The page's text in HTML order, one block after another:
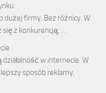
dużej firmy. Bez różnicy. W
się z konkurencją, …
w internecie. W
sposób reklamy,